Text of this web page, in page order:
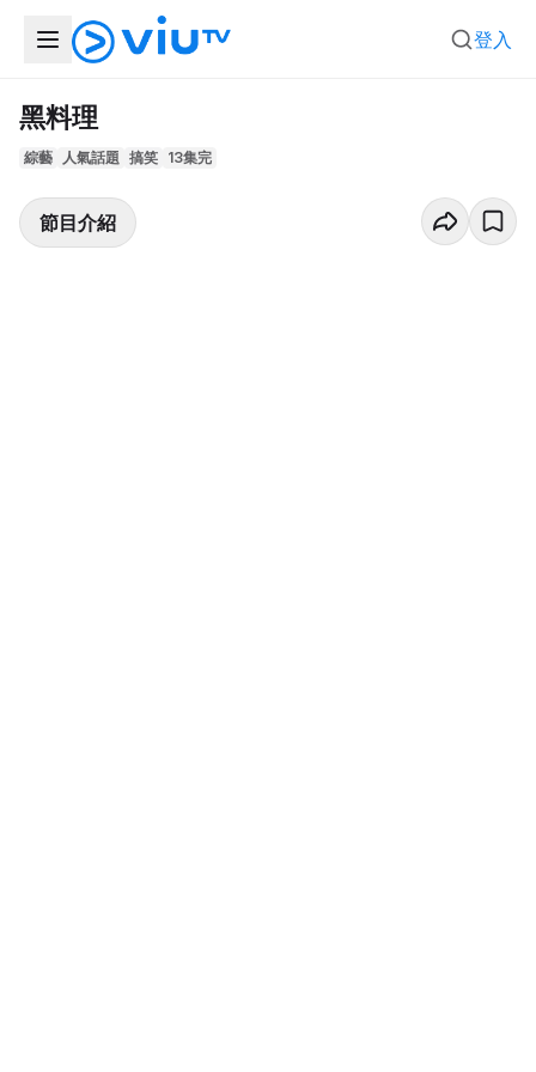
登入
黑料理
綜藝 人氣話題 搞笑 13集完
節目介紹